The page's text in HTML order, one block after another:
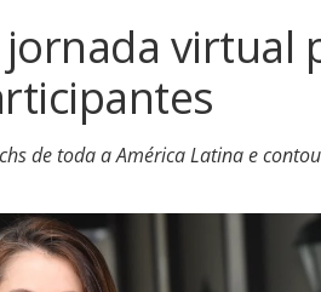
virtual
de toda a América Latina e